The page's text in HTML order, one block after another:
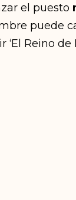
el puesto
puede
‘El Reino de